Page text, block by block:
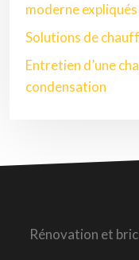
moderne expliqués
Solutions de
Entretien d’une
condensation
Rénovation et